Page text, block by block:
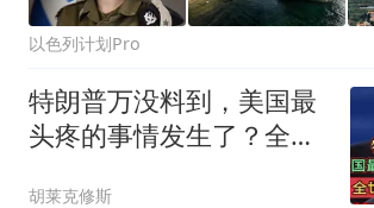
以色列计划Pro
特朗普万没料到，美国最
头疼的事情发生了？全世
胡莱克修斯